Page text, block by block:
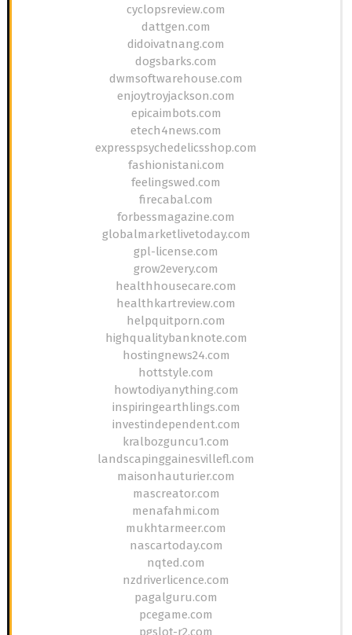
cyclopsreview.com
dattgen.com
didoivatnang.com
dogsbarks.com
dwmsoftwarehouse.com
enjoytroyjackson.com
epicaimbots.com
etech4news.com
expresspsychedelicsshop.com
fashionistani.com
feelingswed.com
firecabal.com
forbessmagazine.com
globalmarketlivetoday.com
gpl-license.com
grow2every.com
healthhousecare.com
healthkartreview.com
helpquitporn.com
highqualitybanknote.com
hostingnews24.com
hottstyle.com
howtodiyanything.com
inspiringearthlings.com
investindependent.com
kralbozguncu1.com
landscapinggainesvillefl.com
maisonhauturier.com
mascreator.com
menafahmi.com
mukhtarmeer.com
nascartoday.com
nqted.com
nzdriverlicence.com
pagalguru.com
pcegame.com
pgslot-r2.com